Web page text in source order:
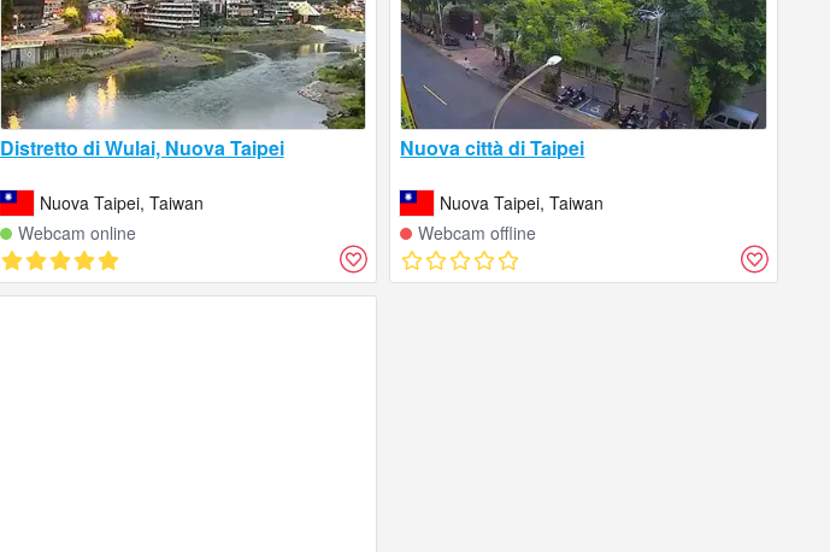
Distretto di Wulai, Nuova Taipei
Nuova Taipei, Taiwan
Webcam online
Nuova città di Taipei
Nuova Taipei, Taiwan
Webcam offline